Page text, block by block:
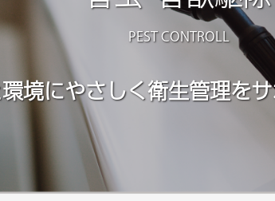
PEST CONTROLL
境にやさしく衛生管理を